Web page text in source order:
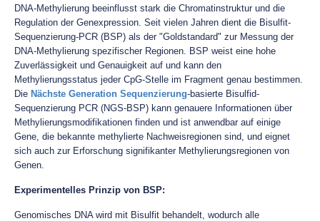
DNA-Methylierung beeinflusst stark die Chromatinstruktur und die
Regulation der Genexpression. Seit vielen Jahren dient die Bisulfit-
Sequenzierung-PCR (BSP) als der "Goldstandard" zur Messung der
DNA-Methylierung spezifischer Regionen. BSP weist eine hohe
Zuverlässigkeit und Genauigkeit auf und kann den
Methylierungsstatus jeder CpG-Stelle im Fragment genau bestimmen.
Die Nächste Generation Sequenzierung-basierte Bisulfid-
Sequenzierung PCR (NGS-BSP) kann genauere Informationen über
Methylierungsmodifikationen finden und ist anwendbar auf einige
Gene, die bekannte methylierte Nachweisregionen sind, und eignet
sich auch zur Erforschung signifikanter Methylierungsregionen von
Genen.
Experimentelles Prinzip von BSP:
Genomisches DNA wird mit Bisulfit behandelt, wodurch alle